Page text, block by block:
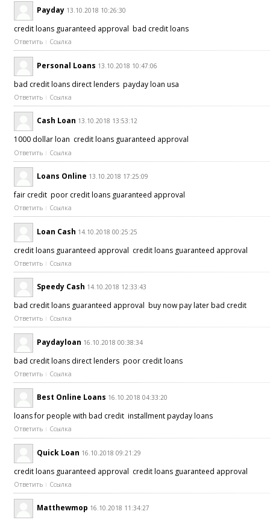
Payday 13.10.2018 10:26:30
credit loans guaranteed approval bad credit loans
Ответить Ссылка
Personal Loans 13.10.2018 10:47:06
bad credit loans direct lenders payday loan usa
Ответить Ссылка
Cash Loan 13.10.2018 13:53:12
1000 dollar loan credit loans guaranteed approval
Ответить Ссылка
Loans Online 13.10.2018 17:25:09
fair credit poor credit loans guaranteed approval
Ответить Ссылка
Loan Cash 14.10.2018 00:25:25
credit loans guaranteed approval credit loans guaranteed approval
Ответить Ссылка
Speedy Cash 14.10.2018 12:33:43
bad credit loans guaranteed approval buy now pay later bad credit
Ответить Ссылка
Paydayloan 16.10.2018 00:38:34
bad credit loans direct lenders poor credit loans
Ответить Ссылка
Best Online Loans 16.10.2018 04:33:20
loans for people with bad credit installment payday loans
Ответить Ссылка
Quick Loan 16.10.2018 09:21:29
credit loans guaranteed approval credit loans guaranteed approval
Ответить Ссылка
Matthewmop 16.10.2018 11:34:27